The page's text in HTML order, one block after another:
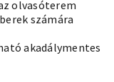
olvasóterem
számára
akadálymentes